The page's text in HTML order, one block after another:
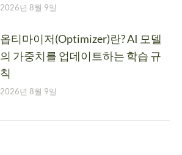
2026년 8월 9일
옵티마이저(Optimizer)란? AI 모델
의 가중치를 업데이트하는 학습 규
칙
2026년 8월 9일